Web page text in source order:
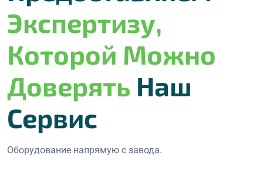
Экспертизу,
Которой Можно
Доверять Наш
Сервис
Оборудование напрямую с завода.